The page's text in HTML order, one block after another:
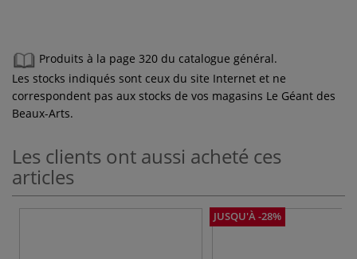
Produits à la page 320 du catalogue général.
Les stocks indiqués sont ceux du site Internet et ne
correspondent pas aux stocks de vos magasins Le Géant des
Beaux-Arts.
Les clients ont aussi acheté ces
articles
JUSQU'À -28%